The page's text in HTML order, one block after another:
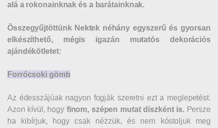
alá a rokonainknak és a barátainknak.
Összegyűjtöttünk Nektek néhány egyszerű és gyorsan
elkészíthető, mégis igazán mutatós dekorációs
ajándékötletet:
Forrócsoki gömb
Az édesszájúak nagyon fogják szeretni ezt a meglepetést.
Azon kívül, hogy finom, szépen mutat díszként is.Persze
ha kibírjuk, hogy csak nézzük, és nem kóstoljuk meg